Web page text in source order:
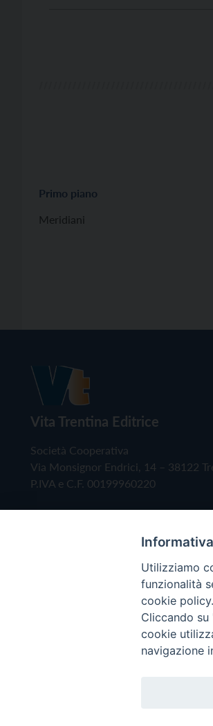
Primo piano
Meridiani
Vita Trentina Editrice
Società Cooperativa
Via Monsignor Endrici, 14 – 38122
P.IVA e C.F. 00199960220
Copyright © 2019 - Tutti i
Informativa
Utilizziamo
funzionalità
cookie policy.
Cliccando
cookie
navigazione